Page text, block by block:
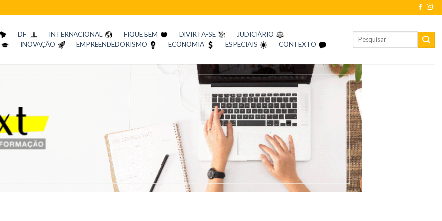
DF INTERNACIONAL FIQUE BEM DIVIRTA-SE
JUDICIÁRIO
INOVAÇÃO EMPREENDEDORISMO ECONOMIA ESPECIAIS CONTEXTO